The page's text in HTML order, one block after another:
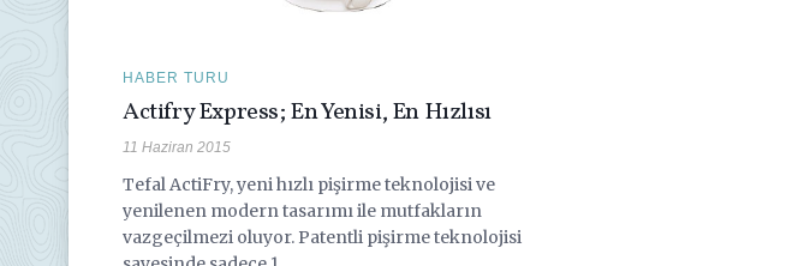
HABER TURU
Actifry Express; En Yenisi, En Hızlısı
11 Haziran 2015
Tefal ActiFry, yeni hızlı pişirme teknolojisi ve
yenilenen modern tasarımı ile mutfakların
vazgeçilmezi oluyor. Patentli pişirme teknolojisi